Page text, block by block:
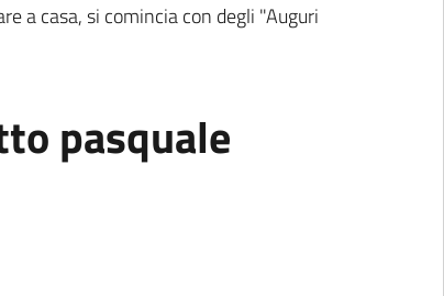
a casa, si comincia con degli "Auguri
pasquale